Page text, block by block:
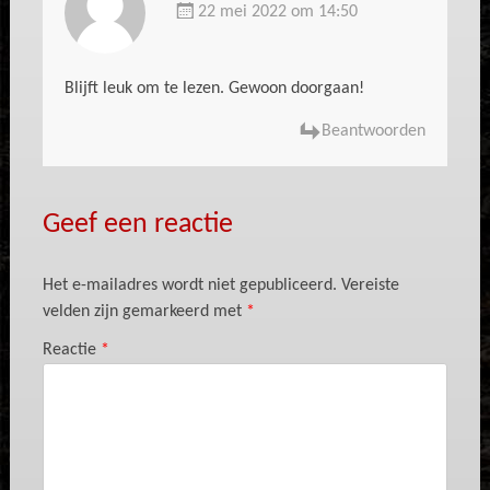
22 mei 2022 om 14:50
Blijft leuk om te lezen. Gewoon doorgaan!
Beantwoorden
Geef een reactie
Het e-mailadres wordt niet gepubliceerd. Vereiste
velden zijn gemarkeerd met *
Reactie *